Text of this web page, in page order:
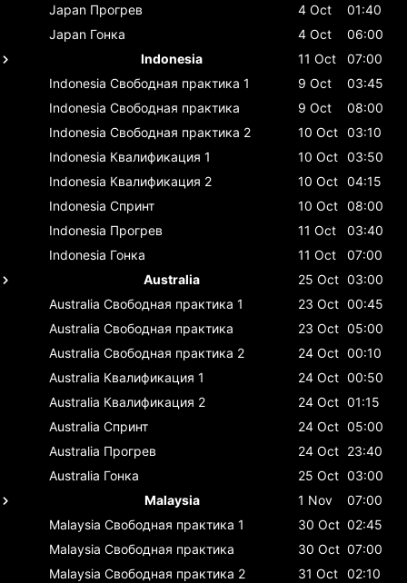
Japan Прогрев 4 Oct
01:40
Japan Гонка 4 Oct
06:00
Indonesia
11 Oct
07:00
Indonesia Свободная практика 1 9 Oct
03:45
Indonesia Свободная практика 9 Oct
08:00
Indonesia Свободная практика 2 10 Oct 03:10
Indonesia Квалификация 1 10 Oct 03:50
Indonesia Квалификация 2 10 Oct 04:15
Indonesia Спринт 10 Oct 08:00
Indonesia Прогрев 11 Oct
03:40
Indonesia Гонка 11 Oct
07:00
Australia
25 Oct 03:00
Australia Свободная практика 1 23 Oct 00:45
Australia Свободная практика 23 Oct 05:00
Australia Свободная практика 2 24 Oct 00:10
Australia Квалификация 1 24 Oct 00:50
Australia Квалификация 2 24 Oct 01:15
Australia Спринт 24 Oct 05:00
Australia Прогрев 24 Oct 23:40
Australia Гонка 25 Oct 03:00
Malaysia
1 Nov
07:00
Malaysia Свободная практика 1 30 Oct 02:45
Malaysia Свободная практика 30 Oct 07:00
Malaysia Свободная практика 2 31 Oct 02:10